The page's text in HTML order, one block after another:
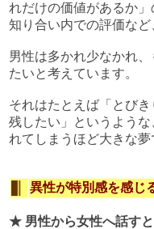
れだけの価値があるか
知り合い内での評価など
男性は多かれ少なかれ
たいと考えています。
それはたとえば「とび
残したい」というよう
れてしまうほど大きな夢
異性が特別感を感じ
★ 男性から女性へ話す